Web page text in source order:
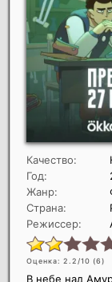
Качество:
Год:
Жанр:
Страна:
Режиссер:
Оценка: 2.2/10 (6)
В небе над